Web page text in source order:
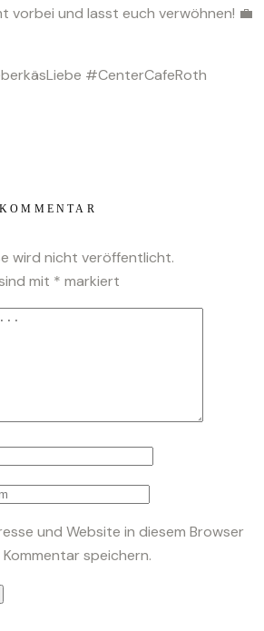
vorbei und lasst euch verwöhnen! 💼
#CenterCafeRoth
wird nicht veröffentlicht.
mit * markiert
und Website in diesem Browser
speichern.